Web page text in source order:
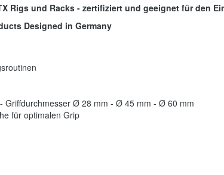
Rigs und Racks - zertifiziert und geeignet für den
Designed in Germany
Griffdurchmesser Ø 28 mm - Ø 45 mm - Ø 60 mm
für optimalen Grip